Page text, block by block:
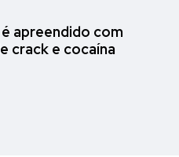
apreendido com
crack e cocaína